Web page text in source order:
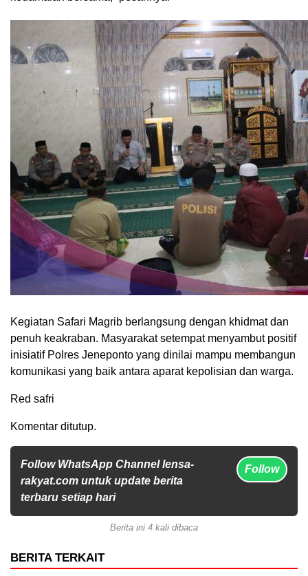
Kegiatan Safari Magrib berlangsung dengan khidmat dan
penuh keakraban. Masyarakat setempat menyambut positif
inisiatif Polres Jeneponto yang dinilai mampu membangun
komunikasi yang baik antara aparat kepolisian dan warga.
Red safri
Komentar ditutup.
Follow WhatsApp Channel lensa-
rakyat.com untuk update berita
terbaru setiap hari
Follow
Berita ini 4 kali dibaca
BERITA TERKAIT